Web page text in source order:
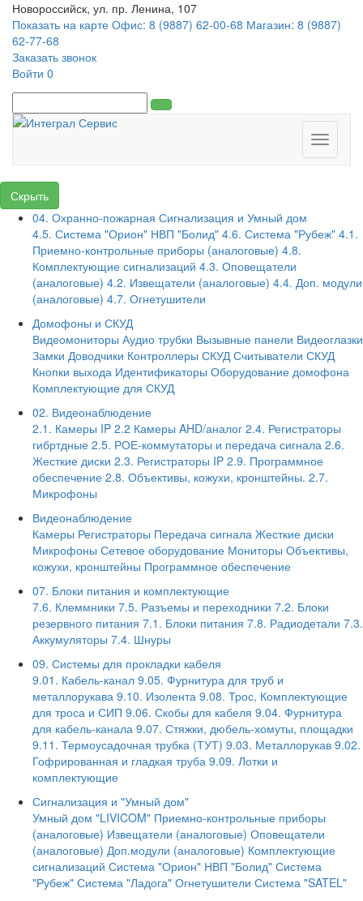
Новороссийск, ул. пр. Ленина, 107
Показать на карте Офис: 8 (9887) 62-00-68 Магазин: 8 (9887)
62-77-68
Заказать звонок
Войти 0
Toggle
Скрыть
04. Охранно-пожарная Сигнализация и Умный дом
4.5. Система "Орион" НВП "Болид" 4.6. Система "Рубеж" 4.1.
Приемно-контрольные приборы (аналоговые) 4.8.
Комплектующие сигнализаций 4.3. Оповещатели
(аналоговые) 4.2. Извещатели (аналоговые) 4.4. Доп. модули
(аналоговые) 4.7. Огнетушители
Домофоны и СКУД
Видеомониторы Аудио трубки Вызывные панели Видеоглазки
Замки Доводчики Контроллеры СКУД Считыватели СКУД
Кнопки выхода Идентификаторы Оборудование домофона
Комплектующие для СКУД
02. Видеонаблюдение
2.1. Камеры IP 2.2 Камеры AHD/аналог 2.4. Регистраторы
гибртдные 2.5. РОЕ-коммутаторы и передача сигнала 2.6.
Жесткие диски 2.3. Регистраторы IP 2.9. Программное
обеспечение 2.8. Объективы, кожухи, кронштейны. 2.7.
Микрофоны
Видеонаблюдение
Камеры Регистраторы Передача сигнала Жесткие диски
Микрофоны Сетевое оборудование Мониторы Объективы,
кожухи, кронштейны Программное обеспечение
07. Блоки питания и комплектующие
7.6. Клеммники 7.5. Разъемы и переходники 7.2. Блоки
резервного питания 7.1. Блоки питания 7.8. Радиодетали 7.3.
Аккумуляторы 7.4. Шнуры
09. Системы для прокладки кабеля
9.01. Кабель-канал 9.05. Фурнитура для труб и
металлорукава 9.10. Изолента 9.08. Трос, Комплектующие
для троса и СИП 9.06. Скобы для кабеля 9.04. Фурнитура
для кабель-канала 9.07. Стяжки, дюбель-хомуты, площадки
9.11. Термоусадочная трубка (ТУТ) 9.03. Металлорукав 9.02.
Гофрированная и гладкая труба 9.09. Лотки и
комплектующие
Сигнализация и "Умный дом"
Умный дом "LIVICOM" Приемно-контрольные приборы
(аналоговые) Извещатели (аналоговые) Оповещатели
(аналоговые) Доп.модули (аналоговые) Комплектующие
сигнализаций Система "Орион" НВП "Болид" Система
"Рубеж" Система "Ладога" Огнетушители Система "SATEL"